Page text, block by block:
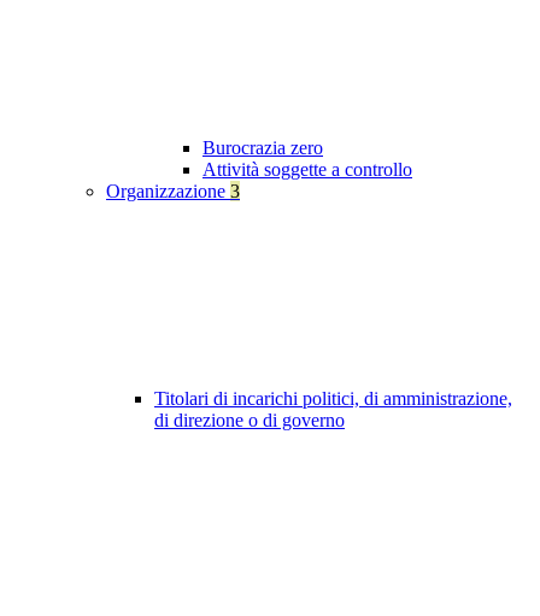
Burocrazia zero
Attività soggette a controllo
Organizzazione 3
Titolari di incarichi politici, di amministrazione,
di direzione o di governo